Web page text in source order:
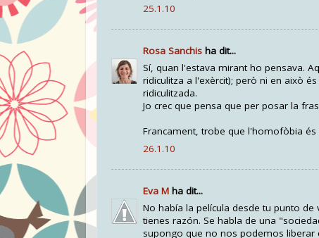
25.1.10
Rosa Sanchis ha dit...
Sí, quan l'estava mirant ho pensava.
ridiculitza a l'exèrcit); però ni en això
ridiculitzada.
Jo crec que pensa que per posar la
Francament, trobe que l'homofòbia
26.1.10
Eva M ha dit...
No había la película desde tu punto
tienes razón. Se habla de una
supongo que no nos podemos